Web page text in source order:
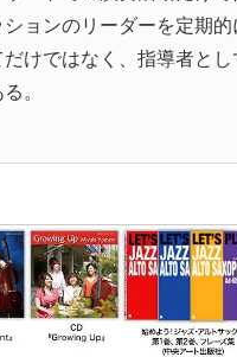
ョンのリーダーを定期的
けではなく、指導者とし
。